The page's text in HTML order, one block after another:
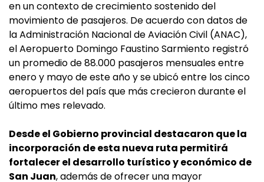
en un contexto de crecimiento sostenido del
movimiento de pasajeros. De acuerdo con datos de
la Administración Nacional de Aviación Civil (ANAC),
el Aeropuerto Domingo Faustino Sarmiento registró
un promedio de 88.000 pasajeros mensuales entre
enero y mayo de este año y se ubicó entre los cinco
aeropuertos del país que más crecieron durante el
último mes relevado.
Desde el Gobierno provincial destacaron que la
incorporación de esta nueva ruta permitirá
fortalecer el desarrollo turístico y económico de
San Juan, además de ofrecer una mayor